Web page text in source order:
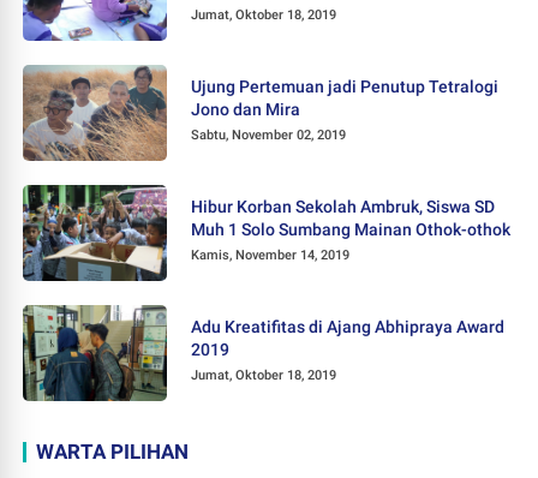
Jumat, Oktober 18, 2019
Ujung Pertemuan jadi Penutup Tetralogi
Jono dan Mira
Sabtu, November 02, 2019
Hibur Korban Sekolah Ambruk, Siswa SD
Muh 1 Solo Sumbang Mainan Othok-othok
Kamis, November 14, 2019
Adu Kreatifitas di Ajang Abhipraya Award
2019
Jumat, Oktober 18, 2019
WARTA PILIHAN